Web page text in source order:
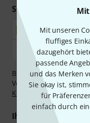
Mit unseren
fluffiges
dazugehört
passende
und das Merken
Sie okay ist,
für
einfach durch
Sicher einkaufen &
Bezahlen Sie
Vorkasse, PayPal,
Klarna Ratenzahlung
Ihre Vorteile